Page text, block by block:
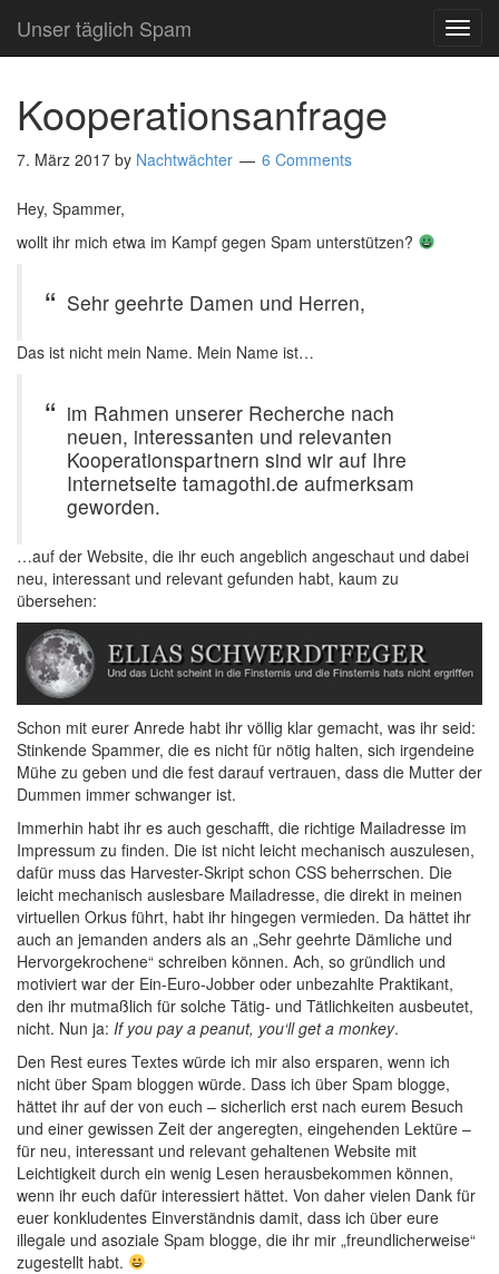
Unser täglich Spam
Kooperationsanfrage
7. März 2017 by Nachtwächter 6 Comments
Hey, Spammer,
wollt ihr mich etwa im Kampf gegen Spam unterstützen?
Sehr geehrte Damen und Herren,
Das ist nicht mein Name. Mein Name ist…
im Rahmen unserer Recherche nach
neuen, interessanten und relevanten
Kooperationspartnern sind wir auf Ihre
Internetseite tamagothi.de aufmerksam
geworden.
…auf der Website, die ihr euch angeblich angeschaut und dabei
neu, interessant und relevant gefunden habt, kaum zu
übersehen:
Schon mit eurer Anrede habt ihr völlig klar gemacht, was ihr seid:
Stinkende Spammer, die es nicht für nötig halten, sich irgendeine
Mühe zu geben und die fest darauf vertrauen, dass die Mutter der
Dummen immer schwanger ist.
Immerhin habt ihr es auch geschafft, die richtige Mailadresse im
Impressum zu finden. Die ist nicht leicht mechanisch auszulesen,
dafür muss das Harvester-Skript schon CSS beherrschen. Die
leicht mechanisch auslesbare Mailadresse, die direkt in meinen
virtuellen Orkus führt, habt ihr hingegen vermieden. Da hättet ihr
auch an jemanden anders als an „Sehr geehrte Dämliche und
Hervorgekrochene“ schreiben können. Ach, so gründlich und
motiviert war der Ein-Euro-Jobber oder unbezahlte Praktikant,
den ihr mutmaßlich für solche Tätig- und Tätlichkeiten ausbeutet,
nicht. Nun ja: If you pay a peanut, you‘ll get a monkey.
Den Rest eures Textes würde ich mir also ersparen, wenn ich
nicht über Spam bloggen würde. Dass ich über Spam blogge,
hättet ihr auf der von euch – sicherlich erst nach eurem Besuch
und einer gewissen Zeit der angeregten, eingehenden Lektüre –
für neu, interessant und relevant gehaltenen Website mit
Leichtigkeit durch ein wenig Lesen herausbekommen können,
wenn ihr euch dafür interessiert hättet. Von daher vielen Dank für
euer konkludentes Einverständnis damit, dass ich über eure
illegale und asoziale Spam blogge, die ihr mir „freundlicherweise“
zugestellt habt.